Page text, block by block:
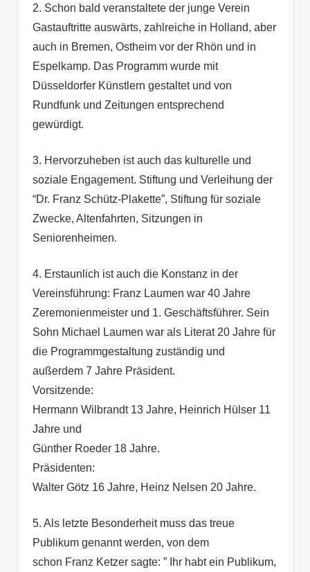
2. Schon bald veranstaltete der junge Verein
Gastauftritte auswärts, zahlreiche in Holland, aber
auch in Bremen, Ostheim vor der Rhön und in
Espelkamp. Das Programm wurde mit
Düsseldorfer Künstlern gestaltet und von
Rundfunk und Zeitungen entsprechend
gewürdigt.
3. Hervorzuheben ist auch das kulturelle und
soziale Engagement. Stiftung und Verleihung der
“Dr. Franz Schütz-Plakette”, Stiftung für soziale
Zwecke, Altenfahrten, Sitzungen in
Seniorenheimen.
4. Erstaunlich ist auch die Konstanz in der
Vereinsführung: Franz Laumen war 40 Jahre
Zeremonienmeister und 1. Geschäftsführer. Sein
Sohn Michael Laumen war als Literat 20 Jahre für
die Programmgestaltung zuständig und
außerdem 7 Jahre Präsident.
Vorsitzende:
Hermann Wilbrandt 13 Jahre, Heinrich Hülser 11
Jahre und
Günther Roeder 18 Jahre.
Präsidenten:
Walter Götz 16 Jahre, Heinz Nelsen 20 Jahre.
5. Als letzte Besonderheit muss das treue
Publikum genannt werden, von dem
schon Franz Ketzer sagte: ” Ihr habt ein Publikum,